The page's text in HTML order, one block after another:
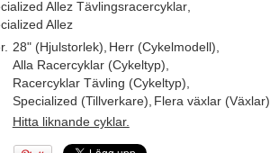
Allez Tävlingsracercyklar,
Allez
28" (Hjulstorlek) Herr (Cykelmodell)
Alla Racercyklar (Cykeltyp)
Racercyklar Tävling (Cykeltyp)
Specialized (Tillverkare) Flera växlar (Växlar)
Hitta liknande cyklar.